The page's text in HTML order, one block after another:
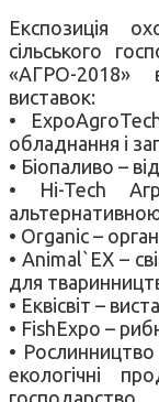
Експозиція
сільського
«АГРО-2018»
виставок:
•
обладнання і
• Біопаливо –
• Hi-Tech
альтернативною
• Organic –
• Animal`EX –
для
• Еквісвіт –
• FishExpo –
• Рослинництво
екологічні